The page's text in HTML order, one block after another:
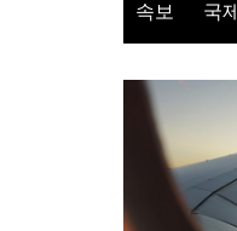
속보 국제